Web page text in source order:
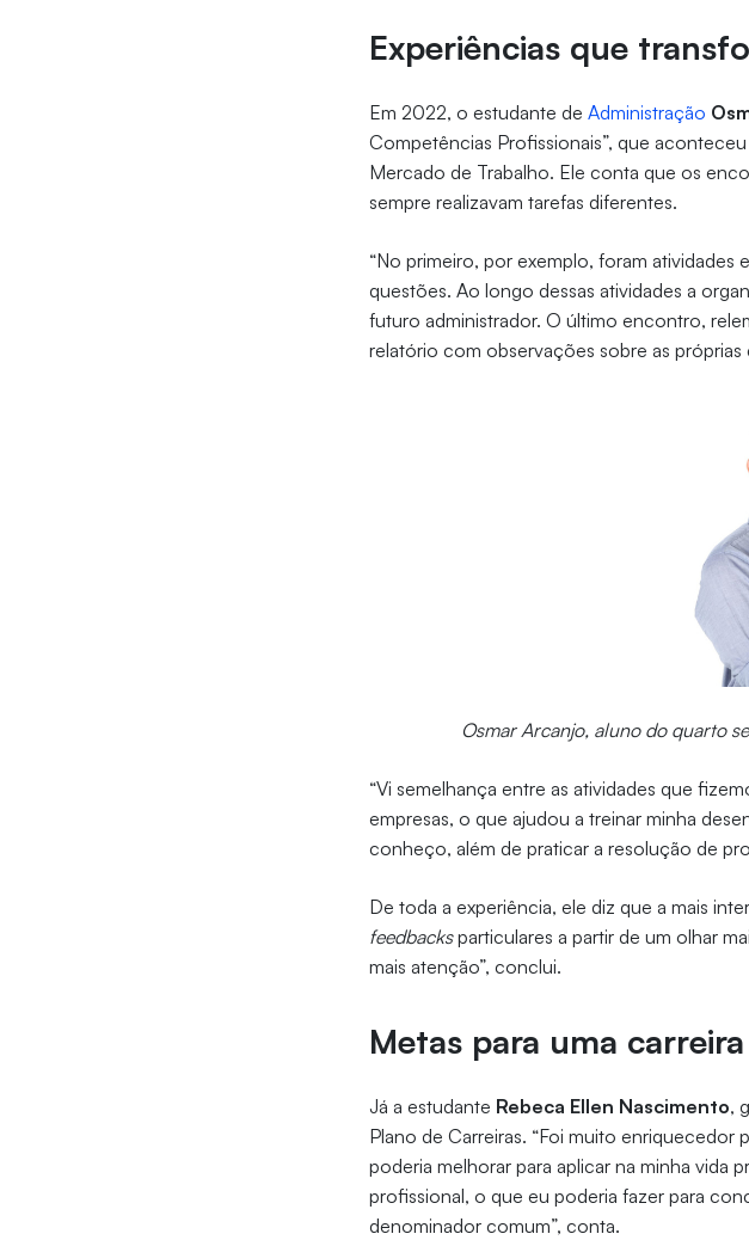
Experiências que
Em 2022, o estudante deAdministração
Competências Profissionais”, que
Mercado de Trabalho. Ele conta que os
sempre realizavam tarefas diferentes.
“No primeiro, por exemplo, foram
questões. Ao longo dessas atividades a
futuro administrador. O último encontro,
relatório com observações sobre as
Osmar Arcanjo, aluno do quarto
“Vi semelhança entre as atividades que
empresas, o que ajudou a treinar minha
conheço, além de praticar a resolução de
De toda a experiência, ele diz que a mais
feedbacksparticulares a partir de um olhar
mais atenção”, conclui.
Metas para uma
Já a estudante Rebeca Ellen Nascimento,
Plano de Carreiras. “Foi muito
poderia melhorar para aplicar na minha vida
profissional, o que eu poderia fazer para
denominador comum”, conta.